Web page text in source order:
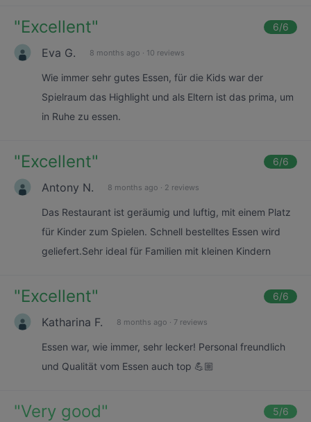
"Excellent" 6/6
Eva G. 8 months ago · 10 reviews
Wie immer sehr gutes Essen, für die Kids war der
Spielraum das Highlight und als Eltern ist das prima, um
in Ruhe zu essen.
"Excellent" 6/6
Antony N. 8 months ago · 2 reviews
Das Restaurant ist geräumig und luftig, mit einem Platz
für Kinder zum Spielen. Schnell bestelltes Essen wird
geliefert.Sehr ideal für Familien mit kleinen Kindern
"Excellent" 6/6
Katharina F. 8 months ago · 7 reviews
Essen war, wie immer, sehr lecker! Personal freundlich
und Qualität vom Essen auch top 💪🏼
"Very good" 5/6